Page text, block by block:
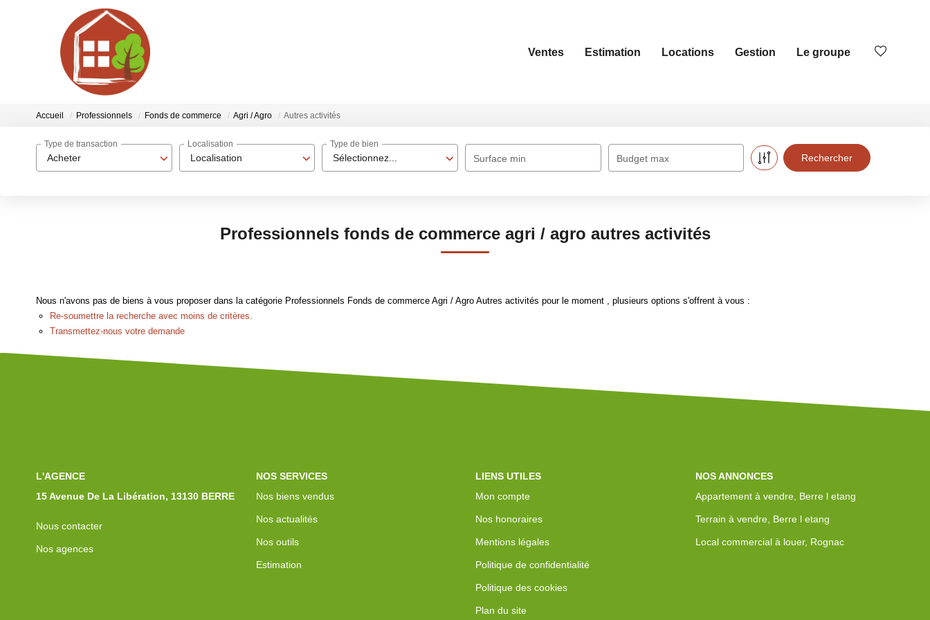
Ventes Estimation Locations Gestion Le groupe
Accueil Professionnels Fonds de commerce Agri / Agro Autres activités
Acheter
Type de transaction
Localisation
Localisation
Sélectionnez...
Type de bien
Surface min Budget max
Professionnels fonds de commerce agri / agro autres activités
Nous n'avons pas de biens à vous proposer dans la catégorie Professionnels Fonds de commerce Agri / Agro Autres activités pour le moment , plusieurs options s'offrent à vous :
Re-soumettre la recherche avec moins de critères.
Transmettez-nous votre demande
L'AGENCE
15 Avenue De La Libération, 13130 BERRE
Nous contacter
Nos agences
NOS SERVICES
Nos biens vendus
Nos actualités
Nos outils
Estimation
LIENS UTILES
Mon compte
Nos honoraires
Mentions légales
Politique de confidentialité
Politique des cookies
Plan du site
NOS ANNONCES
Appartement à vendre, Berre l etang
Terrain à vendre, Berre l etang
Local commercial à louer, Rognac